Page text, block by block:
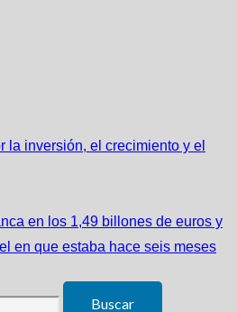
la inversión, el crecimiento y el
en los 1,49 billones de euros y
en que estaba hace seis meses